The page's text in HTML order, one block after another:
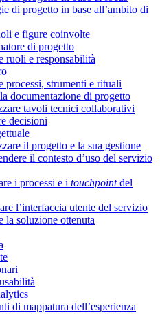
di progetto in base all’ambito di
e figure coinvolte
di progetto
ruoli e responsabilità
processi, strumenti e rituali
documentazione di progetto
tavoli tecnici collaborativi
decisioni
il progetto e la sua gestione
il contesto d’uso del servizio
i processi e i touchpointdel
l’interfaccia utente del servizio
la soluzione ottenuta
di mappatura dell’esperienza